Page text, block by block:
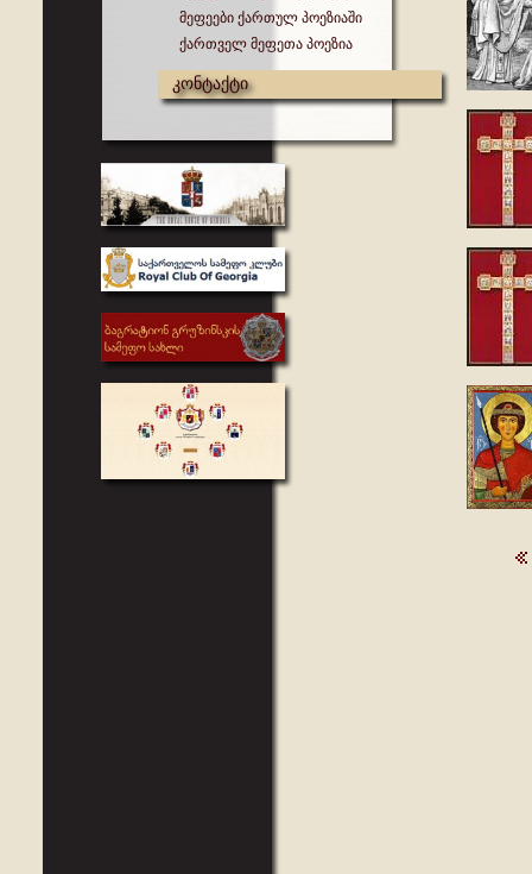
მეფეები ქართულ პოეზიაში
ქართველ მეფეთა პოეზია
კონტაქტი